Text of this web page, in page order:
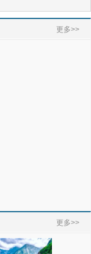
更多>>
更多>>